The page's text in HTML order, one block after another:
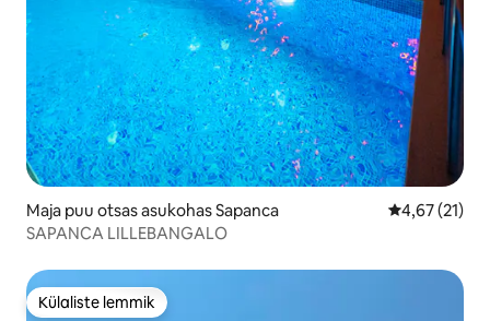
Maja puu otsas asukohas Sapanca Keskmine
4,67 (21)
SAPANCA LILLEBANGALO
Külaliste lemmik
Külaliste lemmik